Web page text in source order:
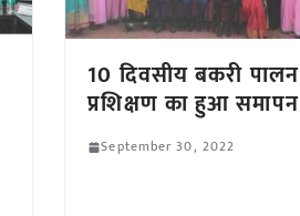
10 दिवसीय बकरी पालन
प्रशिक्षण का हुआ समापन
September 30, 2022